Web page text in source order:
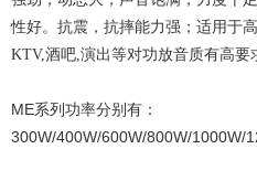
性好。抗震，抗摔能力强；适用于
KTV,酒吧,演出等对功放音质有高要
ME系列功率分别有：
300W/400W/600W/800W/1000W/